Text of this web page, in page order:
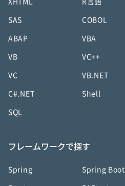
XHTML R言語
SAS COBOL
ABAP VBA
VB VC++
VC VB.NET
C#.NET Shell
SQL
フレームワークで探す
Spring Spring Boot